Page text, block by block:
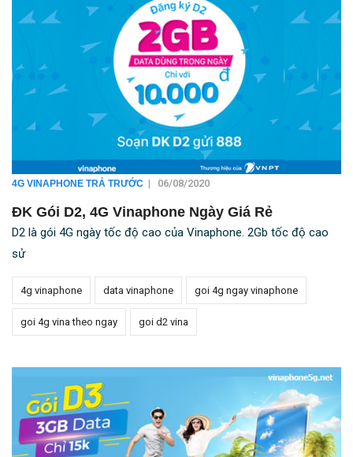
4G VINAPHONE TRẢ TRƯỚC | 06/08/2020
ĐK Gói D2, 4G Vinaphone Ngày Giá Rẻ
D2 là gói 4G ngày tốc độ cao của Vinaphone. 2Gb tốc độ cao
sử
4g vinaphone data vinaphone goi 4g ngay vinaphone
goi 4g vina theo ngay goi d2 vina